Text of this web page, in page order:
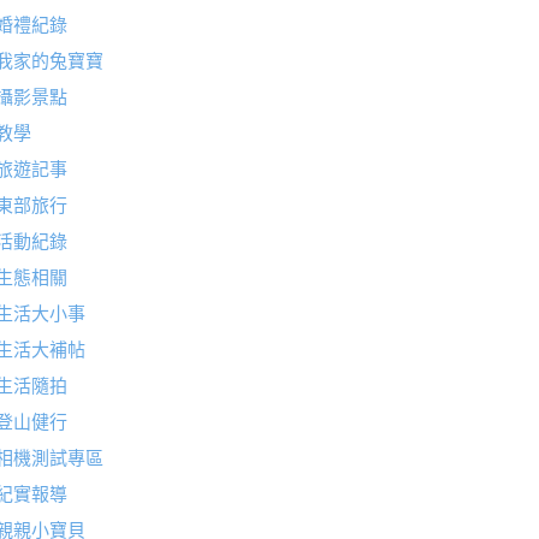
禮紀錄
家的兔寶寶
影景點
學
遊記事
部旅行
動紀錄
態相關
活大小事
活大補帖
活隨拍
山健行
機測試專區
實報導
親小寶貝